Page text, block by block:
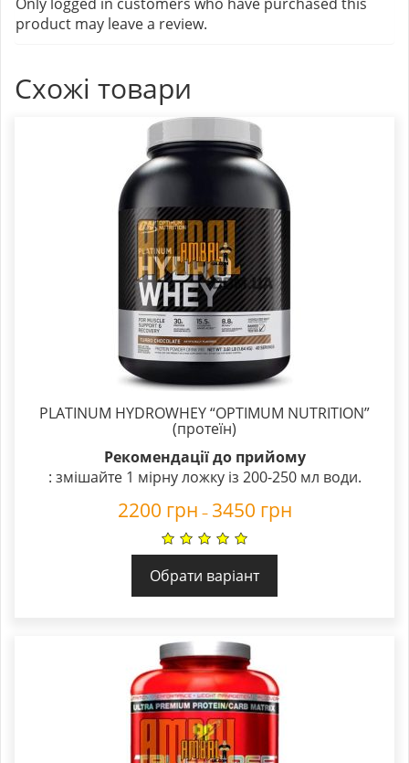
product may leave a review.
Схожі товари
PLATINUM HYDROWHEY “OPTIMUM NUTRITION”
(протеїн)
Рекомендації до прийому
: змішайте 1 мірну ложку із 200-250 мл води.
2200 грн – 3450 грн
Обрати варіант